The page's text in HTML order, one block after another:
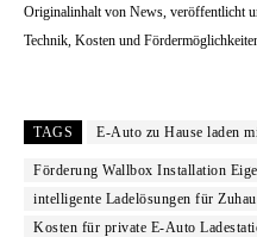
Originalinhalt von News, veröffentlicht
Technik, Kosten und
TAGS E-Auto zu Hause laden
Förderung Wallbox Installation
intelligente Ladelösungen für
Kosten für private E-Auto